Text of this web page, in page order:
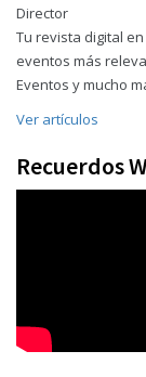
Director
Tu revista digital
eventos más
Eventos y mucho
Ver artículos
Recuerdos